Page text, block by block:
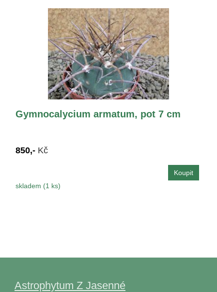
Gymnocalycium armatum, pot 7 cm
850,- Kč
skladem (1 ks)
Astrophytum Z Jasenné